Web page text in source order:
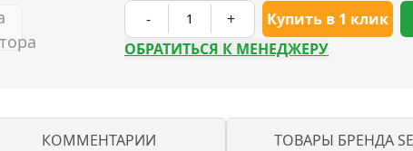
- + Купить в 1 клик
ОБРАТИТЬСЯ К МЕНЕДЖЕРУ
КОММЕНТАРИИ ТОВАРЫ БРЕНДА